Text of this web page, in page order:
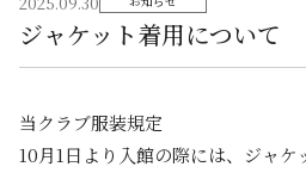
ジャケット着用について
当クラブ服装規定
10月1日より入館の際には、ジャ